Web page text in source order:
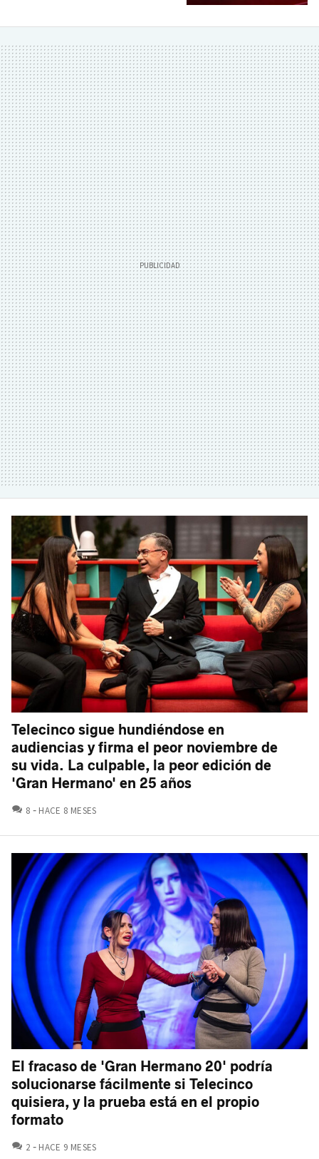
Telecinco sigue hundiéndose en
audiencias y firma el peor noviembre de
su vida. La culpable, la peor edición de
'Gran Hermano' en 25 años
8 COMENTARIOS
HACE 8 MESES
El fracaso de 'Gran Hermano 20' podría
solucionarse fácilmente si Telecinco
quisiera, y la prueba está en el propio
formato
2 COMENTARIOS
HACE 9 MESES